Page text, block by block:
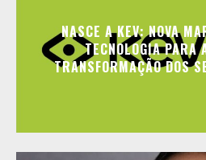
NASCE A KEV: NOVA
TECNOLOGIA PARA
TRANSFORMAÇÃO DOS